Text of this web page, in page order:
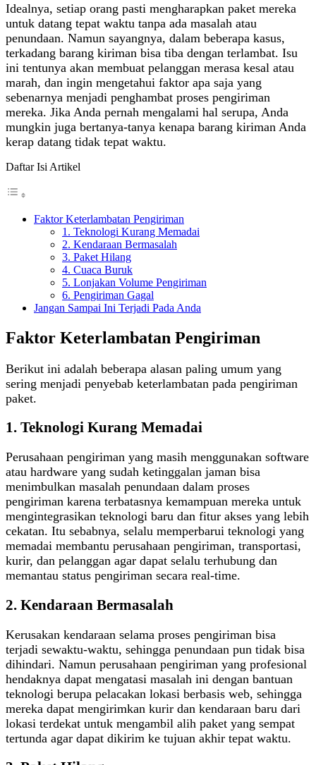
Idealnya, setiap orang pasti mengharapkan paket mereka
untuk datang tepat waktu tanpa ada masalah atau
penundaan. Namun sayangnya, dalam beberapa kasus,
terkadang barang kiriman bisa tiba dengan terlambat. Isu
ini tentunya akan membuat pelanggan merasa kesal atau
marah, dan ingin mengetahui faktor apa saja yang
sebenarnya menjadi penghambat proses pengiriman
mereka. Jika Anda pernah mengalami hal serupa, Anda
mungkin juga bertanya-tanya kenapa barang kiriman Anda
kerap datang tidak tepat waktu.
Daftar Isi Artikel
Faktor Keterlambatan Pengiriman
1. Teknologi Kurang Memadai
2. Kendaraan Bermasalah
3. Paket Hilang
4. Cuaca Buruk
5. Lonjakan Volume Pengiriman
6. Pengiriman Gagal
Jangan Sampai Ini Terjadi Pada Anda
Faktor Keterlambatan Pengiriman
Berikut ini adalah beberapa alasan paling umum yang
sering menjadi penyebab keterlambatan pada pengiriman
paket.
1. Teknologi Kurang Memadai
Perusahaan pengiriman yang masih menggunakan software
atau hardware yang sudah ketinggalan jaman bisa
menimbulkan masalah penundaan dalam proses
pengiriman karena terbatasnya kemampuan mereka untuk
mengintegrasikan teknologi baru dan fitur akses yang lebih
cekatan. Itu sebabnya, selalu memperbarui teknologi yang
memadai membantu perusahaan pengiriman, transportasi,
kurir, dan pelanggan agar dapat selalu terhubung dan
memantau status pengiriman secara real-time.
2. Kendaraan Bermasalah
Kerusakan kendaraan selama proses pengiriman bisa
terjadi sewaktu-waktu, sehingga penundaan pun tidak bisa
dihindari. Namun perusahaan pengiriman yang profesional
hendaknya dapat mengatasi masalah ini dengan bantuan
teknologi berupa pelacakan lokasi berbasis web, sehingga
mereka dapat mengirimkan kurir dan kendaraan baru dari
lokasi terdekat untuk mengambil alih paket yang sempat
tertunda agar dapat dikirim ke tujuan akhir tepat waktu.